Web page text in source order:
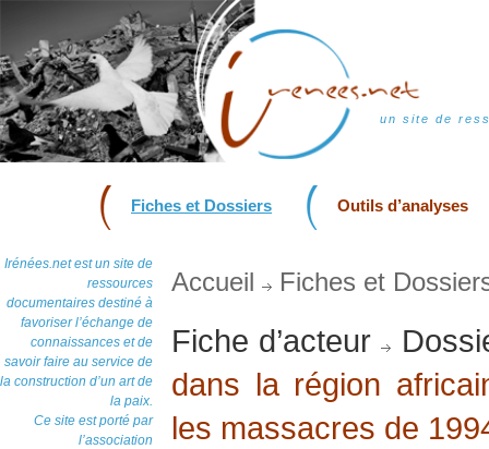
un site de
Fiches et Dossiers Outils d’analyses
Irénées.net est un site de
ressources
documentaires destiné à
favoriser l’échange de
connaissances et de
savoir faire au service de
la construction d’un art de
la paix.
Ce site est porté par
l’association
Accueil Fiches et
Fiche d’acteur
dans la région
les massacres de